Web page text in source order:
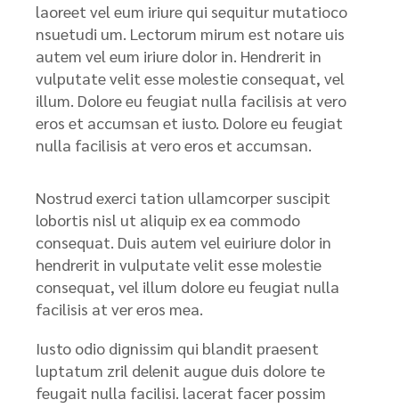
laoreet vel eum iriure qui sequitur mutatioco
nsuetudi um. Lectorum mirum est notare uis
autem vel eum iriure dolor in. Hendrerit in
vulputate velit esse molestie consequat, vel
illum. Dolore eu feugiat nulla facilisis at vero
eros et accumsan et iusto. Dolore eu feugiat
nulla facilisis at vero eros et accumsan.
Nostrud exerci tation ullamcorper suscipit
lobortis nisl ut aliquip ex ea commodo
consequat. Duis autem vel euiriure dolor in
hendrerit in vulputate velit esse molestie
consequat, vel illum dolore eu feugiat nulla
facilisis at ver eros mea.
Iusto odio dignissim qui blandit praesent
luptatum zril delenit augue duis dolore te
feugait nulla facilisi. lacerat facer possim